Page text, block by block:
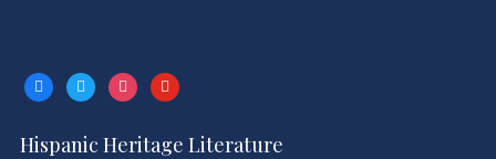
facebooktwitterinstagramyoutube
Hispanic Heritage Literature